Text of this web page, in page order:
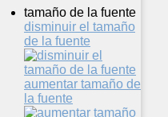
tamaño de la fuente
disminuir el tamaño
de la fuente
aumentar tamaño de
la fuente